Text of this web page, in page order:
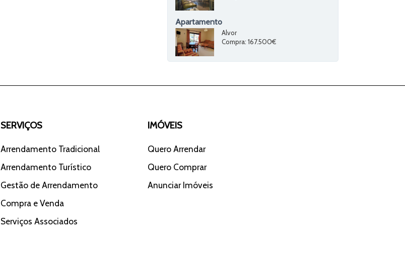
Apartamento
Alvor
Compra: 167.500€
SERVIÇOS
Arrendamento Tradicional
Arrendamento Turístico
Gestão de Arrendamento
Compra e Venda
Serviços Associados
IMÓVEIS
Quero Arrendar
Quero Comprar
Anunciar Imóveis